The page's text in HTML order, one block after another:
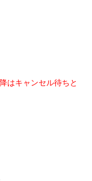
はキャンセル待ちと